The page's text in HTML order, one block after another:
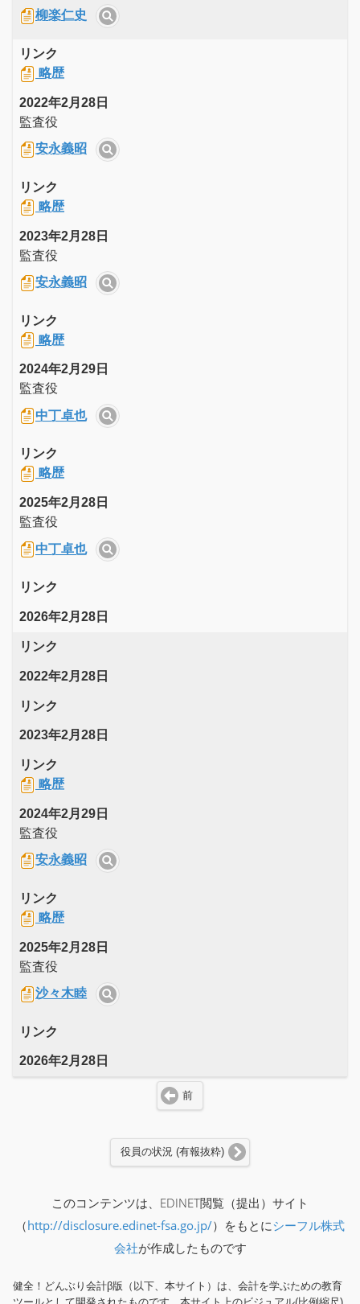
柳楽仁史
リンク
略歴
2022年2月28日
監査役
安永義昭
リンク
略歴
2023年2月28日
監査役
安永義昭
リンク
略歴
2024年2月29日
監査役
中丁卓也
リンク
略歴
2025年2月28日
監査役
中丁卓也
リンク
2026年2月28日
リンク
2022年2月28日
リンク
2023年2月28日
リンク
略歴
2024年2月29日
監査役
安永義昭
リンク
略歴
2025年2月28日
監査役
沙々木睦
リンク
2026年2月28日
前
役員の状況 (有報抜粋)
このコンテンツは、EDINET閲覧（提出）サイト
（http://disclosure.edinet-fsa.go.jp/）をもとにシーフル株式
会社が作成したものです
健全！どんぶり会計β版（以下、本サイト）は、会計を学ぶための教育